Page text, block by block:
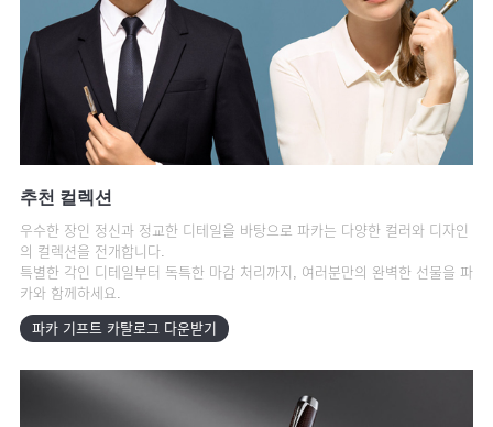
추천 컬렉션
우수한 장인 정신과 정교한 디테일을 바탕으로 파카는 다양한 컬러와 디자인
의 컬렉션을 전개합니다.
특별한 각인 디테일부터 독특한 마감 처리까지, 여러분만의 완벽한 선물을 파
카와 함께하세요.
파카 기프트 카탈로그 다운받기